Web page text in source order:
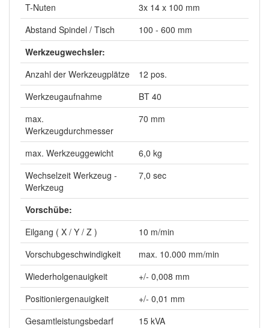
T-Nuten
3x 14 x 100 mm
Abstand Spindel / Tisch
100 - 600 mm
Werkzeugwechsler:
Anzahl der Werkzeugplätze
12 pos.
Werkzeugaufnahme
BT 40
max.
Werkzeugdurchmesser
70 mm
max. Werkzeuggewicht
6,0 kg
Wechselzeit Werkzeug -
Werkzeug
7,0 sec
Vorschübe:
Eilgang ( X / Y / Z )
10 m/min
Vorschubgeschwindigkeit
max. 10.000 mm/min
Wiederholgenauigkeit
+/- 0,008 mm
Positioniergenauigkeit
+/- 0,01 mm
Gesamtleistungsbedarf
15 kVA